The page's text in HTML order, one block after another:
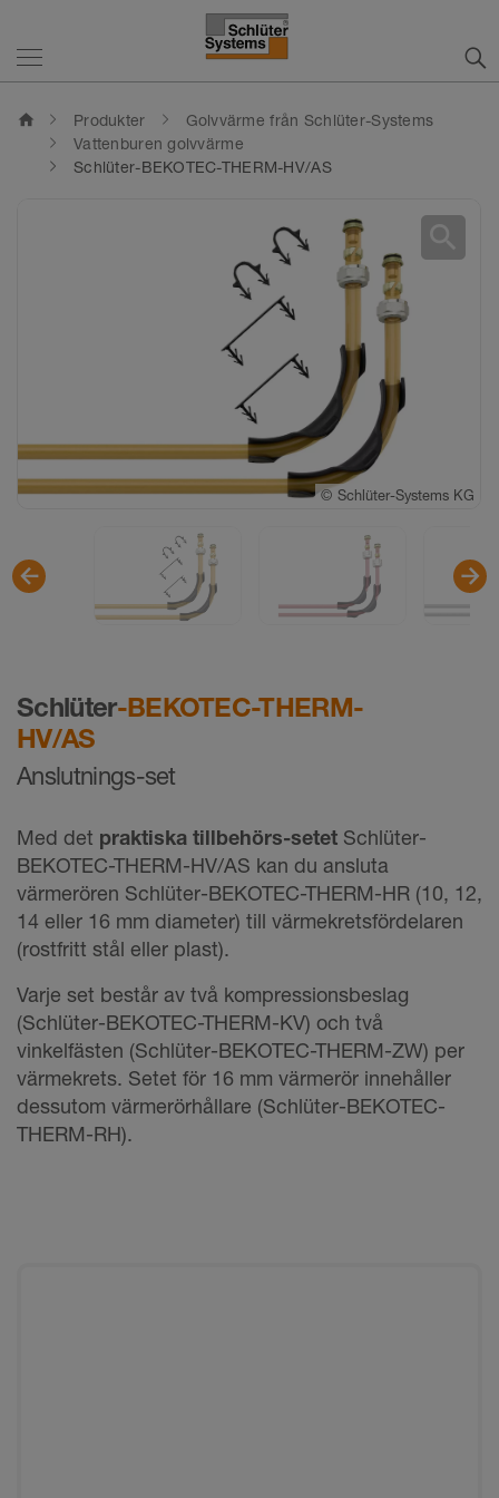
home Produkter
Golvvärme från Schlüter-Systems
Vattenburen golvvärme
Schlüter-BEKOTEC-THERM-HV/AS
Schlüter-BEKOTEC-THERM-
HV/AS
Anslutnings-set
Med det praktiska tillbehörs-setet Schlüter-
BEKOTEC-THERM-HV/AS kan du ansluta
värmerören Schlüter-BEKOTEC-THERM-HR (10, 12,
14 eller 16 mm diameter) till värmekretsfördelaren
(rostfritt stål eller plast).
Varje set består av två kompressionsbeslag
(Schlüter-BEKOTEC-THERM-KV) och två
vinkelfästen (Schlüter-BEKOTEC-THERM-ZW) per
värmekrets. Setet för 16 mm värmerör innehåller
dessutom värmerörhållare (Schlüter-BEKOTEC-
THERM-RH).
© Schlüter-Systems KG
© Schlüter-Systems KG
© Schlüter-Systems KG